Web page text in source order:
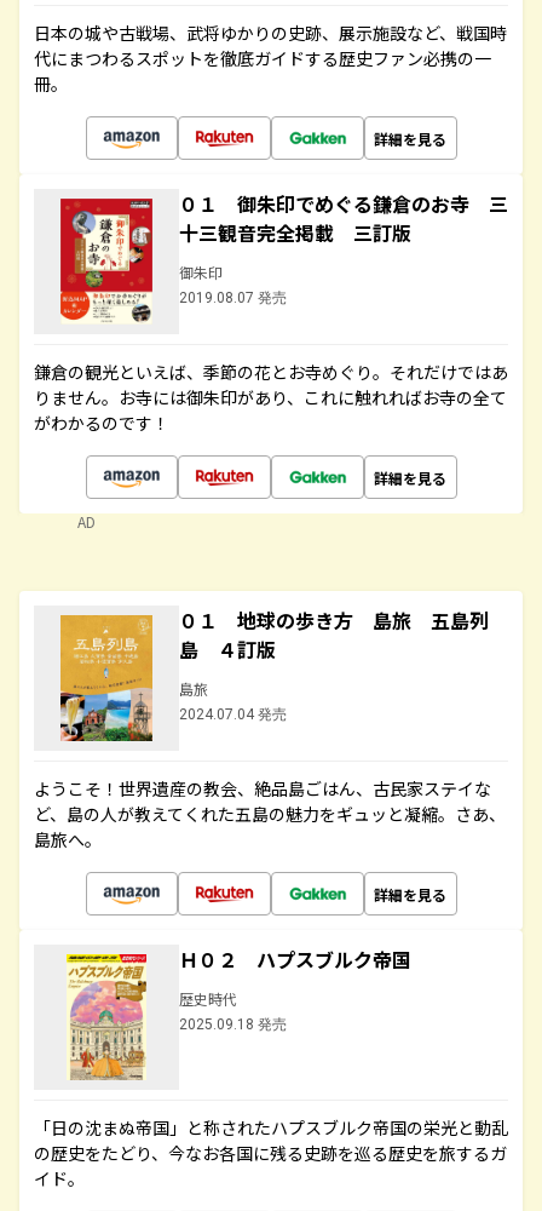
日本の城や古戦場、武将ゆかりの史跡、展示施設など、戦国時
代にまつわるスポットを徹底ガイドする歴史ファン必携の一
冊。
詳細を見る
０１ 御朱印でめぐる鎌倉のお寺 三
十三観音完全掲載 三訂版
御朱印
2019.08.07 発売
鎌倉の観光といえば、季節の花とお寺めぐり。それだけではあ
りません。お寺には御朱印があり、これに触れればお寺の全て
がわかるのです！
詳細を見る
AD
０１ 地球の歩き方 島旅 五島列
島 ４訂版
島旅
2024.07.04 発売
ようこそ！世界遺産の教会、絶品島ごはん、古民家ステイな
ど、島の人が教えてくれた五島の魅力をギュッと凝縮。さあ、
島旅へ。
詳細を見る
Ｈ０２ ハプスブルク帝国
歴史時代
2025.09.18 発売
「日の沈まぬ帝国」と称されたハプスブルク帝国の栄光と動乱
の歴史をたどり、今なお各国に残る史跡を巡る歴史を旅するガ
イド。